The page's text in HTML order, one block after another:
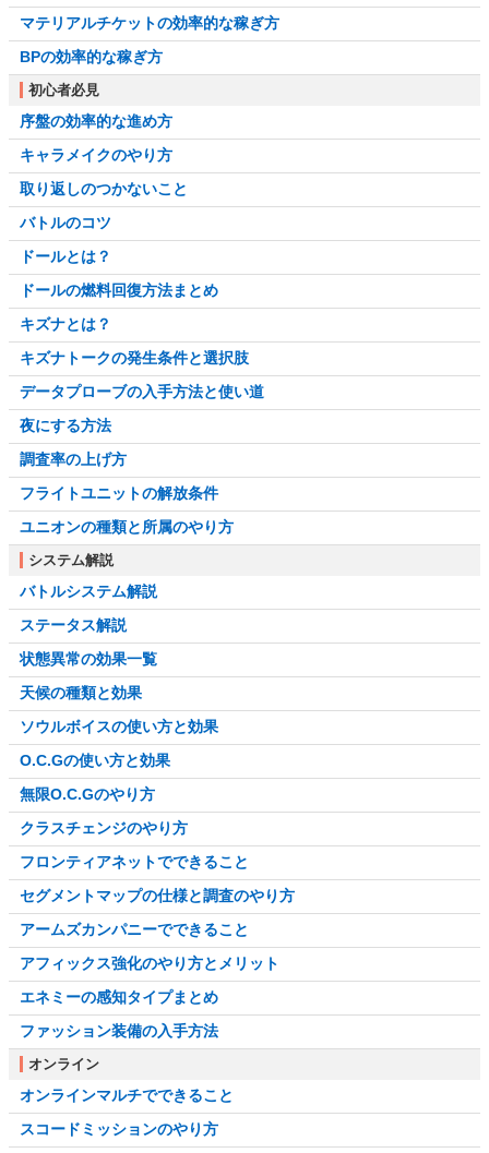
マテリアルチケットの効率的な稼ぎ方
BPの効率的な稼ぎ方
初心者必見
序盤の効率的な進め方
キャラメイクのやり方
取り返しのつかないこと
バトルのコツ
ドールとは？
ドールの燃料回復方法まとめ
キズナとは？
キズナトークの発生条件と選択肢
データプローブの入手方法と使い道
夜にする方法
調査率の上げ方
フライトユニットの解放条件
ユニオンの種類と所属のやり方
システム解説
バトルシステム解説
ステータス解説
状態異常の効果一覧
天候の種類と効果
ソウルボイスの使い方と効果
O.C.Gの使い方と効果
無限O.C.Gのやり方
クラスチェンジのやり方
フロンティアネットでできること
セグメントマップの仕様と調査のやり方
アームズカンパニーでできること
アフィックス強化のやり方とメリット
エネミーの感知タイプまとめ
ファッション装備の入手方法
オンライン
オンラインマルチでできること
スコードミッションのやり方